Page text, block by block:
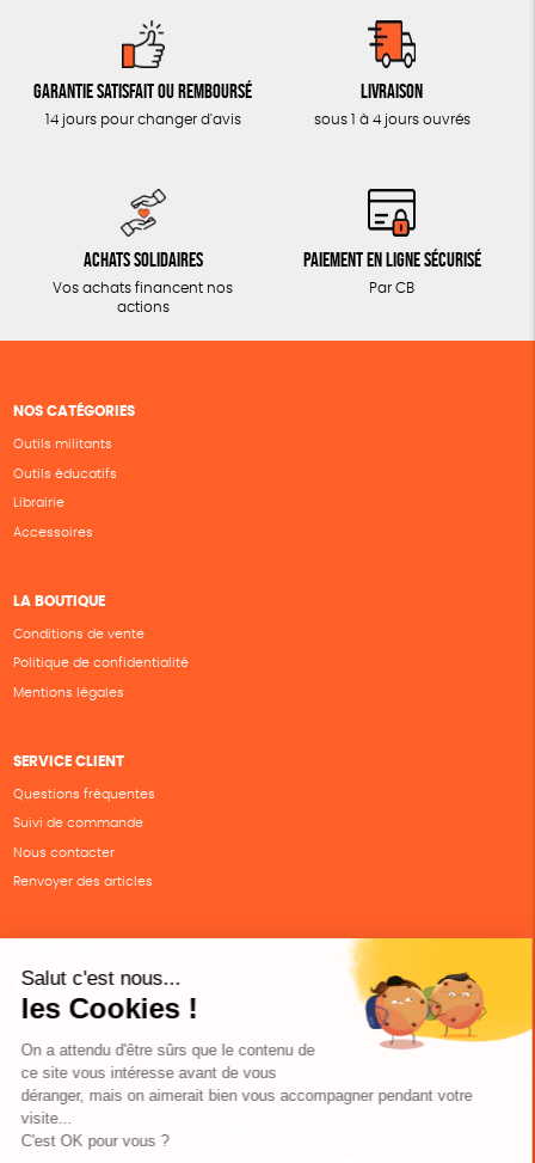
Garantie satisfait ou remboursé
14 jours pour changer d'avis
Livraison
sous 1 à 4 jours ouvrés
Achats solidaires
Vos achats financent nos
actions
Paiement en ligne sécurisé
Par CB
NOS CATÉGORIES
Outils militants
Outils éducatifs
Librairie
Accessoires
LA BOUTIQUE
Conditions de vente
Politique de confidentialité
Mentions légales
SERVICE CLIENT
Questions fréquentes
Suivi de commande
Nous contacter
Renvoyer des articles